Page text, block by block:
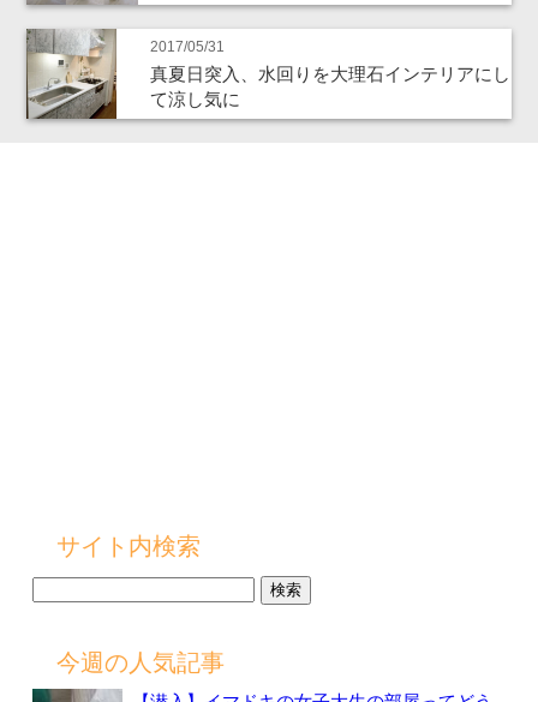
2017/05/31
真夏日突入、水回りを大理石インテリアにし
て涼し気に
サイト内検索
今週の人気記事